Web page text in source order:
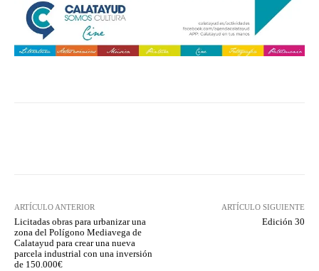
ARTÍCULO ANTERIOR
Licitadas obras para urbanizar una
zona del Polígono Mediavega de
Calatayud para crear una nueva
parcela industrial con una inversión
de 150.000€
ARTÍCULO SIGUIENTE
Edición 30